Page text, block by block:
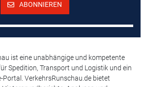
ABONNIEREN
ist eine unabhängige und kompetente
Spedition, Transport und Logistik und ein
Portal. VerkehrsRunschau.de bietet